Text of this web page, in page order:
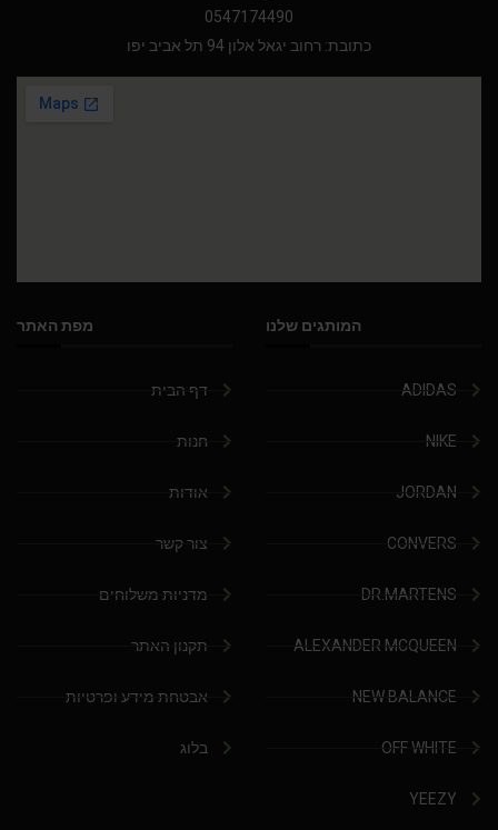
0547174490
כתובת: רחוב יגאל אלון 94 תל אביב יפו
המותגים שלנו
ADIDAS
NIKE
JORDAN
CONVERS
DR.MARTENS
ALEXANDER MCQUEEN
NEW BALANCE
OFF WHITE
YEEZY
מפת האתר
דף הבית
חנות
אודות
צור קשר
מדניות משלוחים
תקנון האתר
אבטחת מידע ופרטיות
בלוג